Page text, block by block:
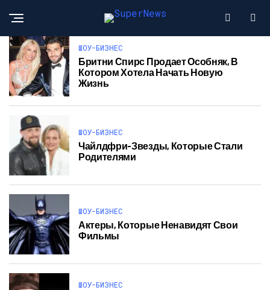
ШОУ-БИЗНЕС
Бритни Спирс Продает Особняк, В
Котором Хотела Начать Новую
Жизнь
ШОУ-БИЗНЕС
Чайлдфри-Звезды, Которые Стали
Родителями
ШОУ-БИЗНЕС
Актеры, Которые Ненавидят Свои
Фильмы
ШОУ-БИЗНЕС